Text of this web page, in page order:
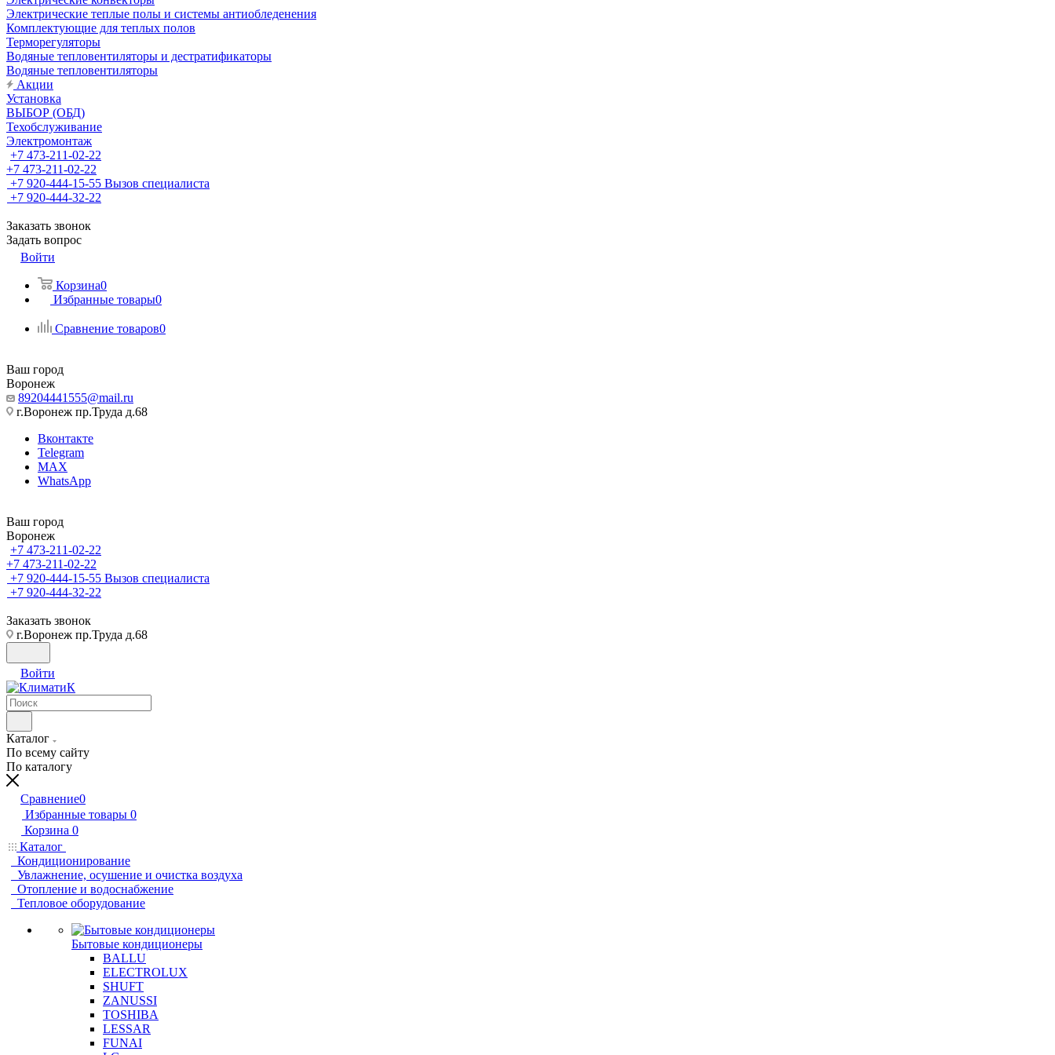
Электрические теплые полы и системы антиобледенения
Комплектующие для теплых полов
Терморегуляторы
Водяные тепловентиляторы и дестратификаторы
Водяные тепловентиляторы
Акции
Установка
ВЫБОР (ОБД)
Техобслуживание
Электромонтаж
+7 473-211-02-22
+7 473-211-02-22
+7 920-444-15-55 Вызов специалиста
+7 920-444-32-22
Заказать звонок
Задать вопрос
Войти
Корзина0
Избранные товары0
Сравнение товаров0
Ваш город
Воронеж
89204441555@mail.ru
г.Воронеж пр.Труда д.68
Вконтакте
Telegram
MAX
WhatsApp
Ваш город
Воронеж
+7 473-211-02-22
+7 473-211-02-22
+7 920-444-15-55 Вызов специалиста
+7 920-444-32-22
Заказать звонок
г.Воронеж пр.Труда д.68
Войти
Каталог
По всему сайту
По каталогу
Сравнение0
Избранные товары 0
Корзина 0
Каталог
Кондиционирование
Увлажнение, осушение и очистка воздуха
Отопление и водоснабжение
Тепловое оборудование
Бытовые кондиционеры
BALLU
ELECTROLUX
SHUFT
ZANUSSI
TOSHIBA
LESSAR
FUNAI